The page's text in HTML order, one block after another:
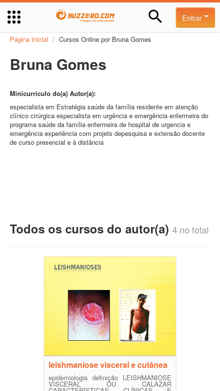
Entrar
Página Inicial / Cursos Online por Bruna Gomes
Bruna Gomes
Minicurrículo do(a) Autor(a):
especialista em Estratégia saúde da família residente em atenção
clínico cirúrgica especialista em urgência e emergência enfermeira do
programa saúde da família enfermeira de hospital de urgencia e
emergência experiência com projets depesquisa e extensão docente
de curso presencial e à distância
Todos os cursos do autor(a) 4 no total
leishmaniose visceral e cutânea
epidemiologia definição LEISHMANIOSE
VISCERAL OU CALAZAR